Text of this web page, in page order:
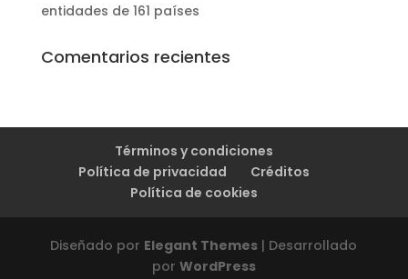
entidades de 161 países
Comentarios recientes
Términos y condiciones
Política de privacidad
Créditos
Política de cookies
Diseñado por Elegant Themes | Desarrollado
por WordPress